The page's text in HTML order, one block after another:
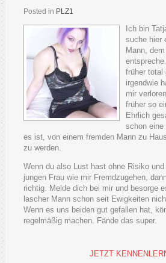
Posted in PLZ1
Ich bin
suche hier
Mann,
früher total
irgendwie
mir
früher so
Ehrlich
schon eine
es ist, von einem fremden Mann zu
zu werden.
Wenn du also Lust hast ohne Risiko
jungen Frau wie mir Fremdzugehen,
richtig. Melde dich bei mir und besorge
lascher Mann schon seit Ewigkeiten
Wenn es uns beiden gut gefallen hat,
regelmäßig machen. Fände das super.
JETZT